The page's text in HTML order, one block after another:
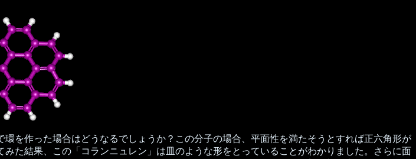
を作った場合はどうなるでしょうか？この分子の場合、平面性を満たそうとすれば正六角形が
た結果、この「コランニュレン」は皿のような形をとっていることがわかりました。さらに面